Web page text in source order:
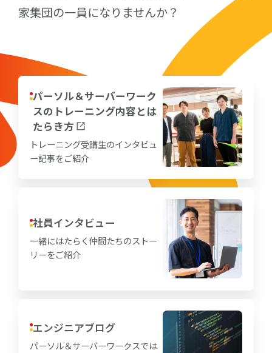
家集団の一員になりませんか？
パーソル＆サーバーワーク
スのトレーニング内容とは
たらき方
トレーニング受講生のインタビュ
ー記事をご紹介
社員インタビュー
一緒にはたらく仲間たちのストー
リーをご紹介
エンジニアブログ
パーソル＆サーバーワークスでは